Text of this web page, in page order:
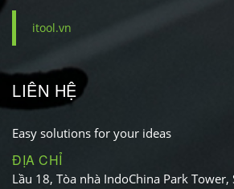
itool.vn
LIÊN HỆ
Easy solutions for your ideas
ĐỊA CHỈ
Lầu 18, Tòa nhà IndoChina Park